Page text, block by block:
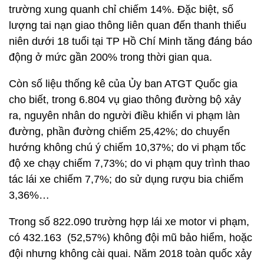
trường xung quanh chỉ chiếm 14%. Đặc biệt, số
lượng tai nạn giao thông liên quan đến thanh thiếu
niên dưới 18 tuổi tại TP Hồ Chí Minh tăng đáng báo
động ở mức gần 200% trong thời gian qua.
Còn số liệu thống kê của Ủy ban ATGT Quốc gia
cho biết, trong 6.804 vụ giao thông đường bộ xảy
ra, nguyên nhân do người điều khiển vi phạm làn
đường, phần đường chiếm 25,42%; do chuyển
hướng không chú ý chiếm 10,37%; do vi phạm tốc
độ xe chạy chiếm 7,73%; do vi phạm quy trình thao
tác lái xe chiếm 7,7%; do sử dụng rượu bia chiếm
3,36%…
Trong số 822.090 trường hợp lái xe motor vi phạm,
có 432.163 (52,57%) không đội mũ bảo hiểm, hoặc
đội nhưng không cài quai. Năm 2018 toàn quốc xảy